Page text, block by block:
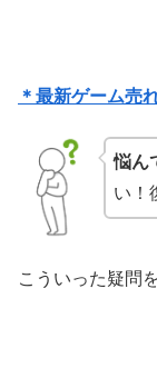
＊最新ゲーム売
悩ん
い！
こういった疑問